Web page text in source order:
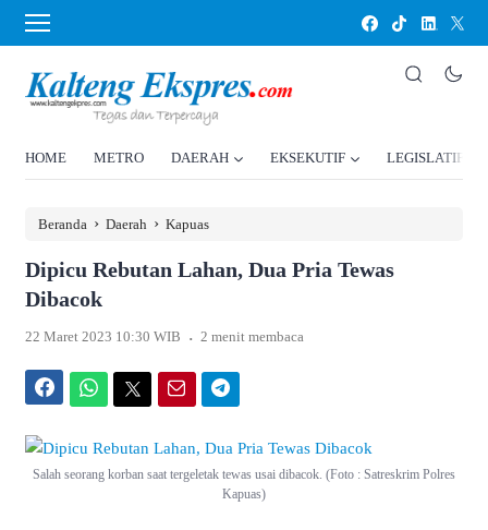
HOME METRO DAERAH EKSEKUTIF LEGISLATIF
Beranda › Daerah › Kapuas
Dipicu Rebutan Lahan, Dua Pria Tewas
Dibacok
22 Maret 2023 10:30 WIB . 2 menit membaca
Salah seorang korban saat tergeletak tewas usai dibacok. (Foto : Satreskrim Polres
Kapuas)